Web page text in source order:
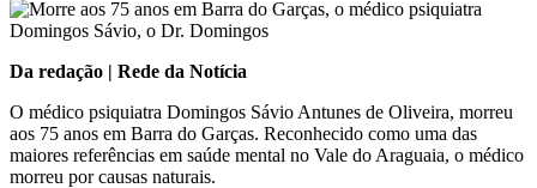
Da redação | Rede da Notícia
O médico psiquiatra Domingos Sávio Antunes de Oliveira, morreu
aos 75 anos em Barra do Garças. Reconhecido como uma das
maiores referências em saúde mental no Vale do Araguaia, o médico
morreu por causas naturais.